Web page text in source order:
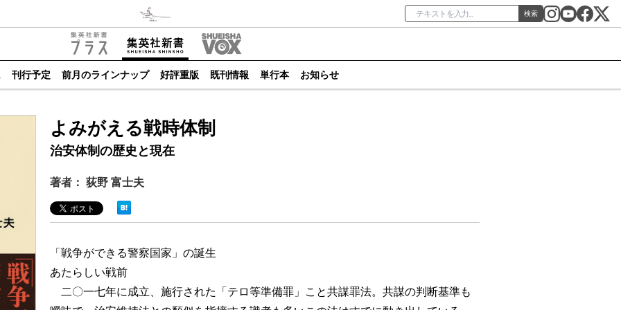
検索
刊行予定 前月のラインナップ 好評重版 既刊情報 単行本 お知らせ
よみがえる戦時体制
治安体制の歴史と現在
著者： 荻野 富士夫
「戦争ができる警察国家」の誕生
あたらしい戦前
二〇一七年に成立、施行された「テロ等準備罪」こと共謀罪法。共謀の判断基準も